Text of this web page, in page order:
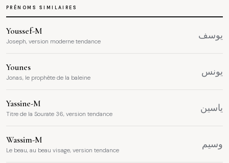
PRÉNOMS SIMILAIRES
Youssef-M
Joseph, version moderne tendance
يوسف
Younes
Jonas, le prophète de la baleine
يونس
Yassine-M
Titre de la Sourate 36, version tendance
ياسين
Wassim-M
Le beau, au beau visage, version tendance
وسيم